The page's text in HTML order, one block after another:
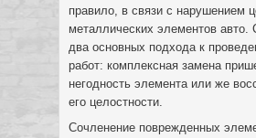
правило, в связи с нарушением
металлических элементов авто.
два основных подхода к
работ: комплексная замена
негодность элемента или же
его целостности.
Сочленение поврежденных